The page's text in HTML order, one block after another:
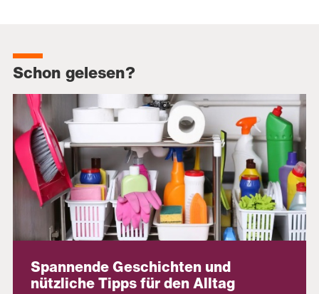
Schon gelesen?
Spannende Geschichten und
nützliche Tipps für den Alltag